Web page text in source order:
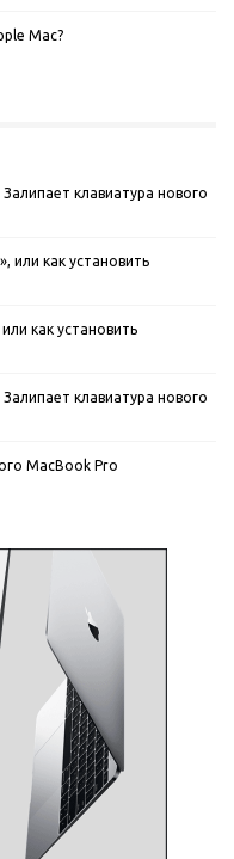
Mac?
Залипает клавиатура нового
или как установить
как установить
Залипает клавиатура нового
MacBook Pro